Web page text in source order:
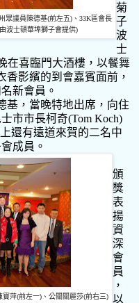
眾議員陳德基(前左五) 、 33K區會長
波士頓華埠獅子會提供)
菊
子
波
士
在喜臨門大酒樓，以餐舞
香影繽的到會嘉賓面前，
新會員。
基，當晚特地出席，向住
市市長柯奇(Tom Koch)
還有遠道來賀的二名中
成員。
寶萍(前左一) 、公關關麗莎(前右三)
頒
獎
表
揚
資
深
會
員
，
以